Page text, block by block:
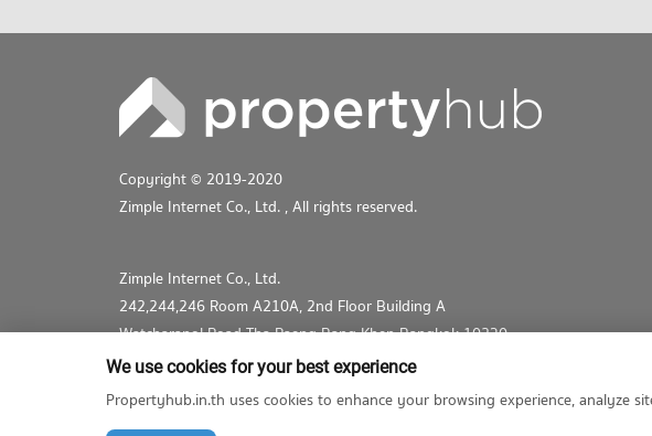
Copyright © 2019-2020
Zimple Internet Co., Ltd. , All rights reserved.
Zimple Internet Co., Ltd.
242,244,246 Room A210A, 2nd Floor Building A
Watcharapol Road Tha Raeng Bang Khen Bangkok 10230
+662-026-3049
support@propertyhub.in.th
We use cookies for your best experience
Propertyhub.in.th uses cookies to enhance your browsing experience, analyze